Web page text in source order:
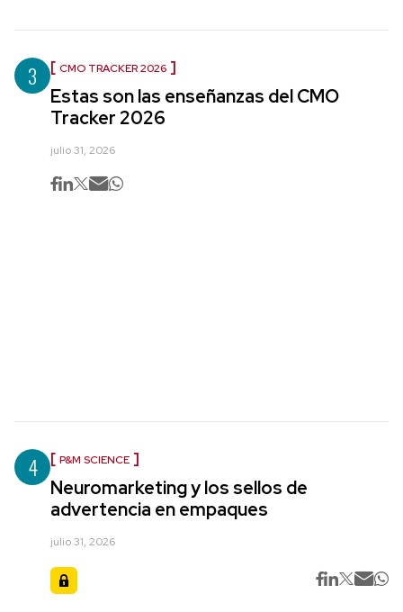
3 CMO TRACKER 2026
Estas son las enseñanzas del CMO
Tracker 2026
julio 31, 2026
4 P&M SCIENCE
Neuromarketing y los sellos de
advertencia en empaques
julio 31, 2026